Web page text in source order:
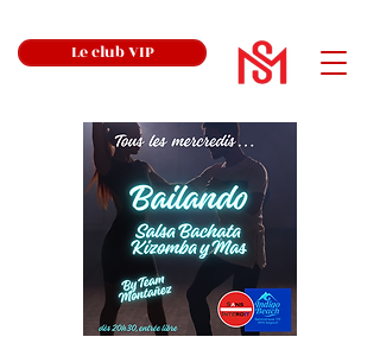
Le club VIP